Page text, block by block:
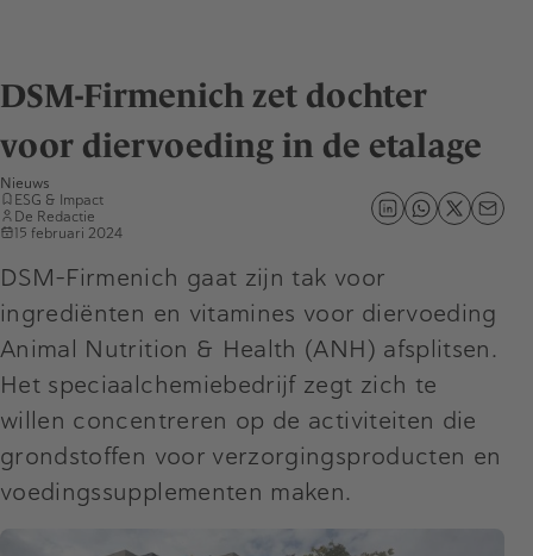
DSM-Firmenich zet dochter
voor diervoeding in de etalage
Nieuws
ESG & Impact
De Redactie
15 februari 2024
DSM-Firmenich gaat zijn tak voor
ingrediënten en vitamines voor diervoeding
Animal Nutrition & Health (ANH) afsplitsen.
Het speciaalchemiebedrijf zegt zich te
willen concentreren op de activiteiten die
grondstoffen voor verzorgingsproducten en
voedingssupplementen maken.